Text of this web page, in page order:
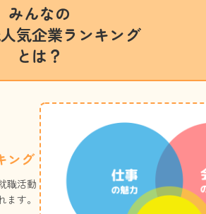
みんなの
気企業ランキング
とは？
ング
職活動
す。